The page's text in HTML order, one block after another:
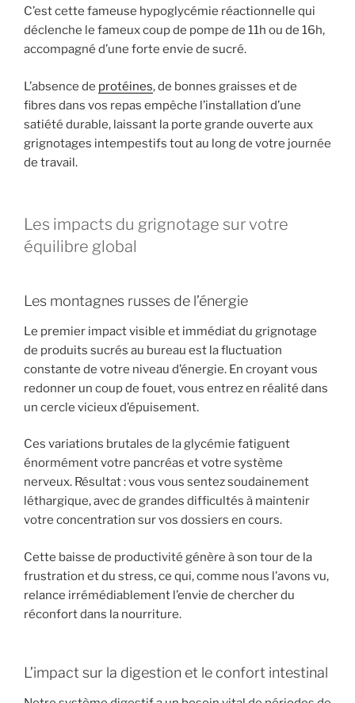
C’est cette fameuse hypoglycémie réactionnelle qui
déclenche le fameux coup de pompe de 11h ou de 16h,
accompagné d’une forte envie de sucré.
L’absence de protéines, de bonnes graisses et de
fibres dans vos repas empêche l’installation d’une
satiété durable, laissant la porte grande ouverte aux
grignotages intempestifs tout au long de votre journée
de travail.
Les impacts du grignotage sur votre
équilibre global
Les montagnes russes de l’énergie
Le premier impact visible et immédiat du grignotage
de produits sucrés au bureau est la fluctuation
constante de votre niveau d’énergie. En croyant vous
redonner un coup de fouet, vous entrez en réalité dans
un cercle vicieux d’épuisement.
Ces variations brutales de la glycémie fatiguent
énormément votre pancréas et votre système
nerveux. Résultat : vous vous sentez soudainement
léthargique, avec de grandes difficultés à maintenir
votre concentration sur vos dossiers en cours.
Cette baisse de productivité génère à son tour de la
frustration et du stress, ce qui, comme nous l’avons vu,
relance irrémédiablement l’envie de chercher du
réconfort dans la nourriture.
L’impact sur la digestion et le confort intestinal